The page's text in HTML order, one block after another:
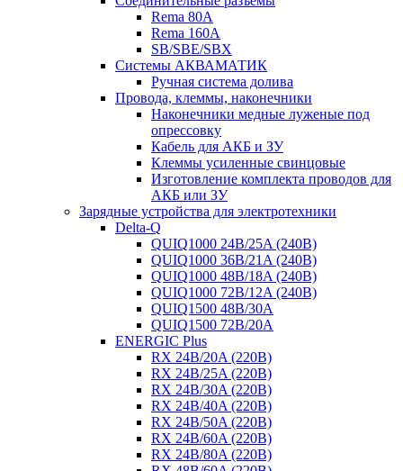
Rema 80A
Rema 160A
SB/SBE/SBX
Системы АКВАМАТИК
Ручная система долива
Провода, клеммы, наконечники
Наконечники медные луженые под
опрессовку
Кабель для АКБ и ЗУ
Клеммы усиленные свинцовые
Изготовление комплекта проводов для
АКБ или ЗУ
Зарядные устройства для электротехники
Delta-Q
QUIQ1000 24B/25A (240B)
QUIQ1000 36B/21A (240B)
QUIQ1000 48B/18A (240B)
QUIQ1000 72B/12A (240B)
QUIQ1500 48B/30A
QUIQ1500 72B/20A
ENERGIC Plus
RX 24B/20A (220B)
RX 24B/25A (220B)
RX 24B/30A (220B)
RX 24B/40A (220B)
RX 24B/50A (220B)
RX 24B/60A (220B)
RX 24B/80A (220B)